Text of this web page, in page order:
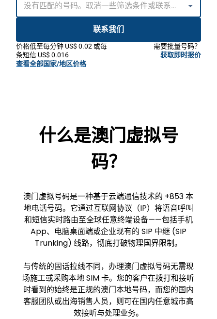
联系我们
价格低至每分钟 US$ 0.02 或每
条短信 US$ 0.016
查看全部国家/地区价格
需要批量号码？
获取即时报价
什么是澳门虚拟号
码？
澳门虚拟号码是一种基于云端通信技术的 +853 本
地电话号码。它通过互联网协议（IP）将语音呼叫
和短信实时路由至全球任意终端设备——包括手机
App、电脑桌面端或企业现有的 SIP 中继 (SIP
Trunking) 线路，彻底打破物理国界限制。
与传统的固话拉线不同，办理澳门虚拟号码无需现
场施工或采购本地 SIM 卡。您的客户在拨打和接听
时看到的始终是正规的澳门本地号码，而您的国内
客服团队或出海销售人员，则可在国内任意城市高
效接听与处理业务。